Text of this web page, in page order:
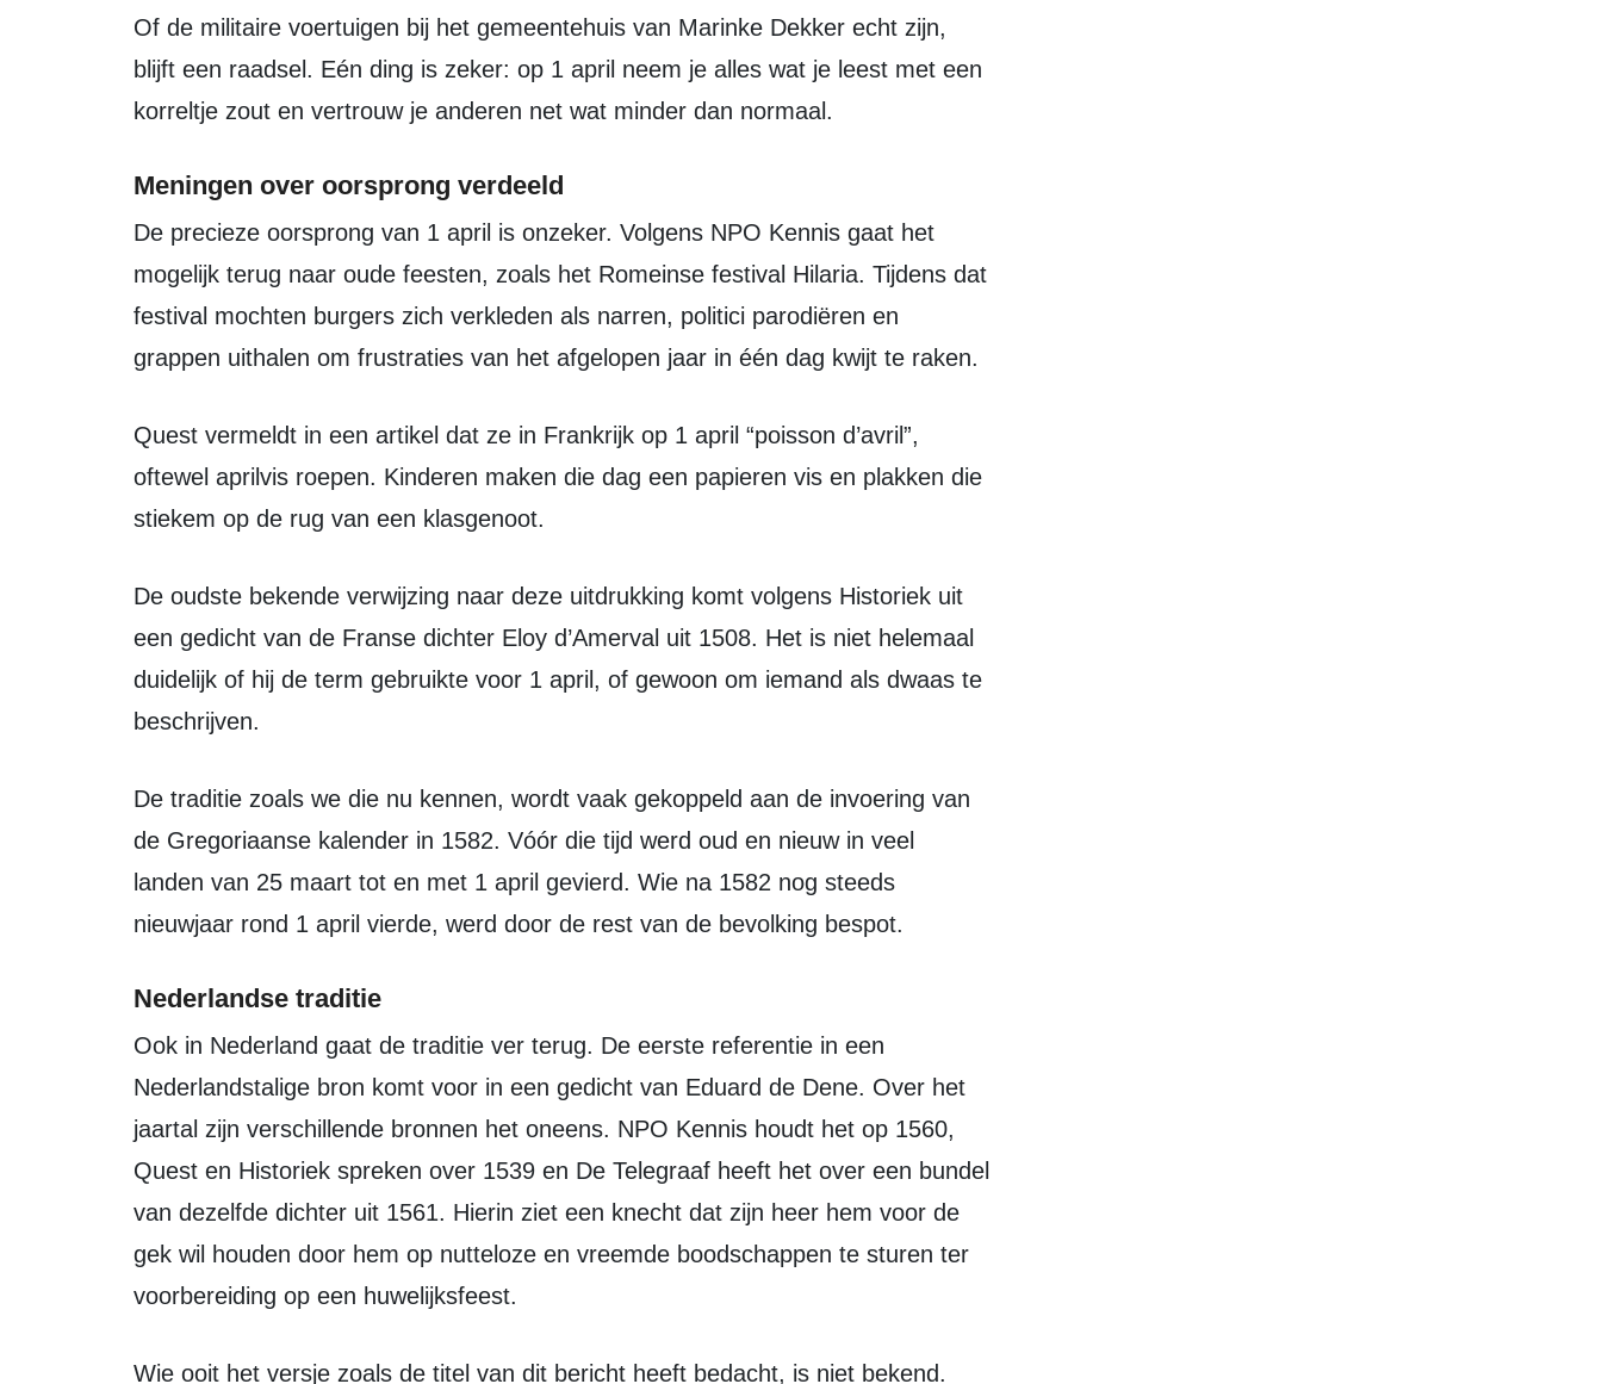
Of de militaire voertuigen bij het gemeentehuis van Marinke Dekker echt zijn,
blijft een raadsel. Eén ding is zeker: op 1 april neem je alles wat je leest met een
korreltje zout en vertrouw je anderen net wat minder dan normaal.
Meningen over oorsprong verdeeld
De precieze oorsprong van 1 april is onzeker. Volgens NPO Kennis gaat het
mogelijk terug naar oude feesten, zoals het Romeinse festival Hilaria. Tijdens dat
festival mochten burgers zich verkleden als narren, politici parodiëren en
grappen uithalen om frustraties van het afgelopen jaar in één dag kwijt te raken.
Quest vermeldt in een artikel dat ze in Frankrijk op 1 april “poisson d’avril”,
oftewel aprilvis roepen. Kinderen maken die dag een papieren vis en plakken die
stiekem op de rug van een klasgenoot.
De oudste bekende verwijzing naar deze uitdrukking komt volgens Historiek uit
een gedicht van de Franse dichter Eloy d’Amerval uit 1508. Het is niet helemaal
duidelijk of hij de term gebruikte voor 1 april, of gewoon om iemand als dwaas te
beschrijven.
De traditie zoals we die nu kennen, wordt vaak gekoppeld aan de invoering van
de Gregoriaanse kalender in 1582. Vóór die tijd werd oud en nieuw in veel
landen van 25 maart tot en met 1 april gevierd. Wie na 1582 nog steeds
nieuwjaar rond 1 april vierde, werd door de rest van de bevolking bespot.
Nederlandse traditie
Ook in Nederland gaat de traditie ver terug. De eerste referentie in een
Nederlandstalige bron komt voor in een gedicht van Eduard de Dene. Over het
jaartal zijn verschillende bronnen het oneens. NPO Kennis houdt het op 1560,
Quest en Historiek spreken over 1539 en De Telegraaf heeft het over een bundel
van dezelfde dichter uit 1561. Hierin ziet een knecht dat zijn heer hem voor de
gek wil houden door hem op nutteloze en vreemde boodschappen te sturen ter
voorbereiding op een huwelijksfeest.
Wie ooit het versje zoals de titel van dit bericht heeft bedacht, is niet bekend.